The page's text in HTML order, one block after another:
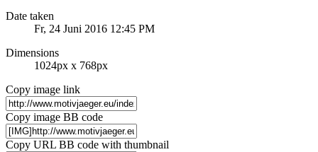
Date taken
Fr, 24 Juni 2016 12:45 PM
Dimensions
1024px x 768px
Copy image link
Copy image BB code
Copy URL BB code with thumbnail